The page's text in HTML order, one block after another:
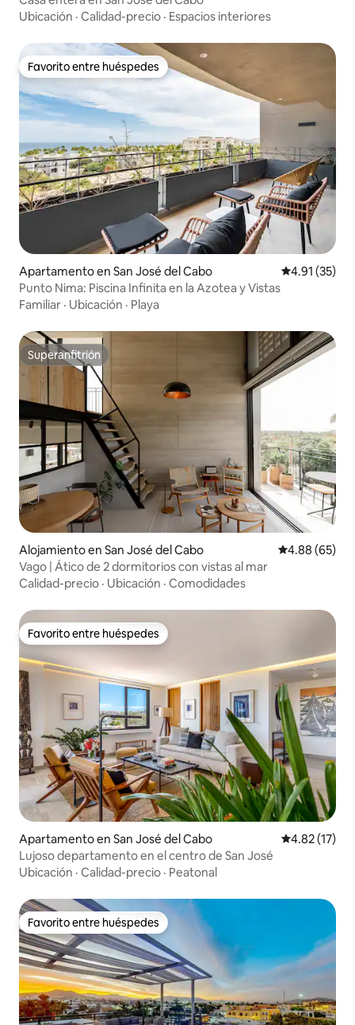
Ubicación · Calidad-precio · Espacios interiores
Favorito entre huéspedes
Favorito entre huéspedes
Apartamento en San José del Cabo Calificación
4.91 (35)
Punto Nima: Piscina Infinita en la Azotea y Vistas
Familiar · Ubicación · Playa
Superanfitrión
Superanfitrión
Alojamiento en San José del Cabo Calificación
4.88 (65)
Vago | Ático de 2 dormitorios con vistas al mar
Calidad-precio · Ubicación · Comodidades
Favorito entre huéspedes
Favorito entre huéspedes
Apartamento en San José del Cabo Calificación
4.82 (17)
Lujoso departamento en el centro de San José
Ubicación · Calidad-precio · Peatonal
Favorito entre huéspedes
Favorito entre huéspedes